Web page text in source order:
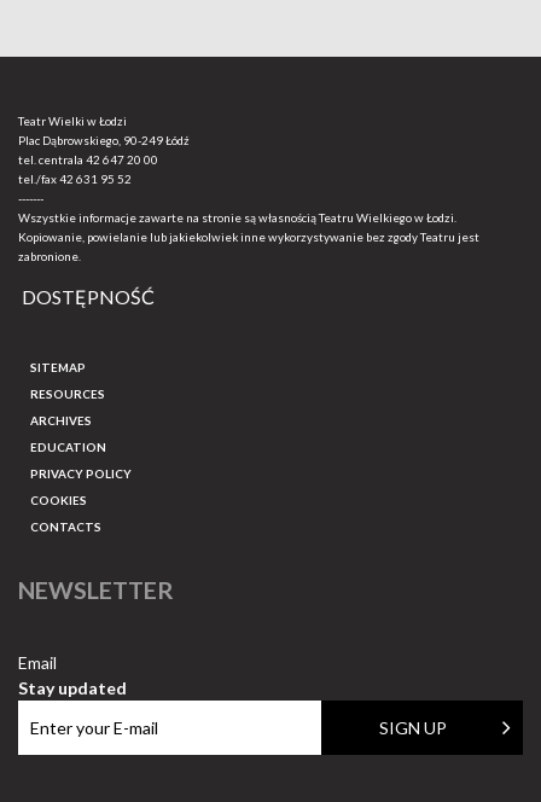
Teatr Wielki w Łodzi
Plac Dąbrowskiego, 90-249 Łódź
tel. centrala 42 647 20 00
tel./fax42 631 95 52
-------
Wszystkie informacje zawarte na stronie są własnością Teatru Wielkiego w Łodzi.
Kopiowanie, powielanie lub jakiekolwiek inne wykorzystywanie bez zgody Teatru jest
zabronione.
DOSTĘPNOŚĆ
SITEMAP
RESOURCES
ARCHIVES
EDUCATION
PRIVACY POLICY
COOKIES
CONTACTS
NEWSLETTER
Email
Stay updated